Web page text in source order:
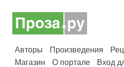
Авторы Произведения
Магазин
О портале Вход